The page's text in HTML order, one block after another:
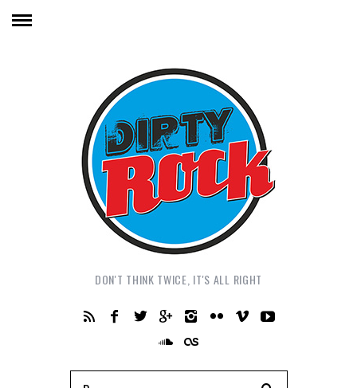
DON'T THINK TWICE, IT'S ALL RIGHT